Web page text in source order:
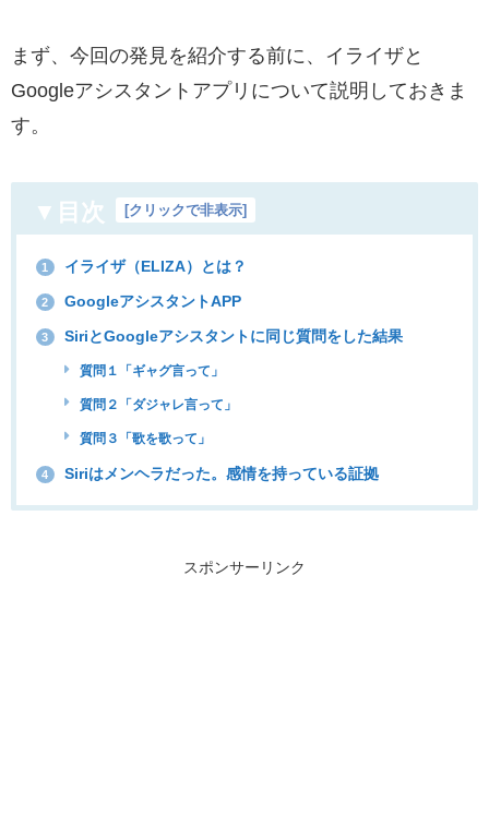
まず、今回の発見を紹介する前に、イライザと
Googleアシスタントアプリについて説明しておきま
す。
▼目次 [クリックで非表示]
1 イライザ（ELIZA）とは？
2 GoogleアシスタントAPP
3 SiriとGoogleアシスタントに同じ質問をした結果
質問１「ギャグ言って」
質問２「ダジャレ言って」
質問３「歌を歌って」
4 Siriはメンヘラだった。感情を持っている証拠
スポンサーリンク